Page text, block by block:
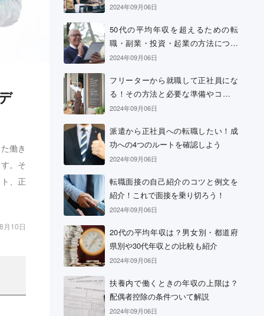
働き
。そ
、正
月10日
おきたい心構え
2024年09月06日
50代の平均年収を超えるための転
職・副業・投資・起業の方法につい
て
2024年09月06日
フリーターから就職して正社員にな
る！その方法と必要な準備やコツに
ついて
2024年09月06日
派遣から正社員への転職したい！成
功への4つのルートを確認しよう
2024年09月06日
転職面接の自己紹介のコツと例文を
紹介！これで面接を乗り切ろう！
2024年09月06日
20代の平均年収は？男女別・都道府
県別や30代年収との比較も紹介
2024年09月06日
扶養内で働くときの年収の上限は？
配偶者控除の条件ついて解説
2024年09月06日